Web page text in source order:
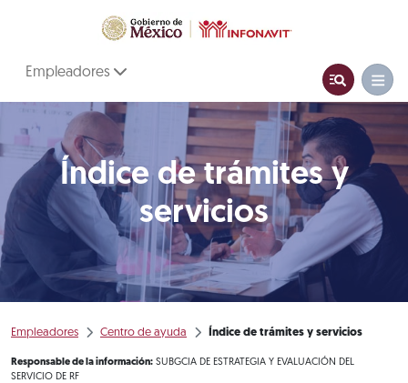
Empleadores
Índice de trámites y
servicios
Empleadores Centro de ayuda Índice de trámites y servicios
Responsable de la información: SUBGCIA DE ESTRATEGIA Y EVALUACIÓN DEL
SERVICIO DE RF